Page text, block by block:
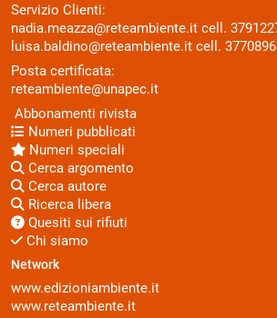
Servizio Clienti:
nadia.meazza@reteambiente.it cell.
luisa.baldino@reteambiente.it cell.
Posta certificata:
reteambiente@unapec.it
Abbonamenti rivista
Numeri pubblicati
Numeri speciali
Cerca argomento
Cerca autore
Ricerca libera
Quesiti sui rifiuti
Chi siamo
Network
www.edizioniambiente.it
www.reteambiente.it